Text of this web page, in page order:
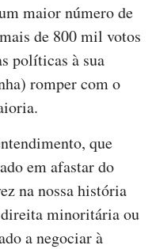
maior número de
de 800 mil votos
políticas à sua
romper com o
que
em afastar do
na nossa história
minoritária ou
a negociar à